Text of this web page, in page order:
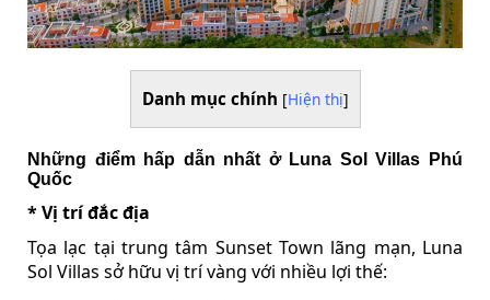
Danh mục chính [Hiện thị]
Những điểm hấp dẫn nhất ở Luna Sol Villas Phú
Quốc
* Vị trí đắc địa
Tọa lạc tại trung tâm Sunset Town lãng mạn, Luna
Sol Villas sở hữu vị trí vàng với nhiều lợi thế: